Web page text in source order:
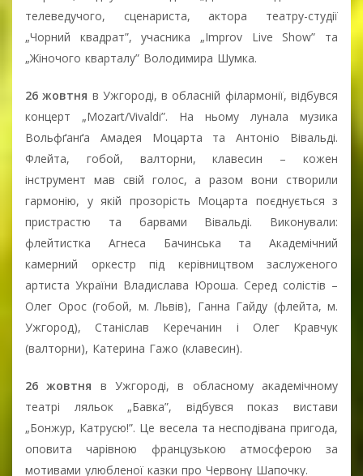
телеведучого, сценариста, актора театру-студії
„Чорний квадрат”, учасника „Improv Live Show” та
„Жіночого кварталу” Володимира Шумка.
26 жовтня в Ужгороді, в обласній філармонії, відбувся
концерт „Mozart/Vivaldi”. На ньому лунала музика
Вольфґанґа Амадея Моцарта та Антоніо Вівальді.
Флейта, гобой, валторни, клавесин – кожен
інструмент мав свій голос, а разом вони створили
гармонію, у якій прозорість Моцарта поєднується з
пристрастю та барвами Вівальді. Виконували:
флейтистка Агнеса Бачинська та Академічний
камерний оркестр під керівництвом заслуженого
артиста України Владислава Юроша. Серед солістів –
Олег Орос (гобой, м. Львів), Ганна Гайду (флейта, м.
Ужгород), Станіслав Керечанин і Олег Кравчук
(валторни), Катерина Гажо (клавесин).
26 жовтня в Ужгороді, в обласному академічному
театрі ляльок „Бавка”, відбувся показ вистави
„Бонжур, Катрусю!”. Це весела та несподівана пригода,
оповита чарівною французькою атмосферою за
мотивами улюбленої казки про Червону Шапочку.